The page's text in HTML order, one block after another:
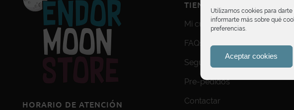
Utilizamos cookies para
informarte más sobre qué
preferencias.
Aceptar cookies
HORARIO DE ATENCIÓN
TIENDA
Mi cuenta
FAQs
Seguimiento de Pedidos
Pre-pedidos
Contactar